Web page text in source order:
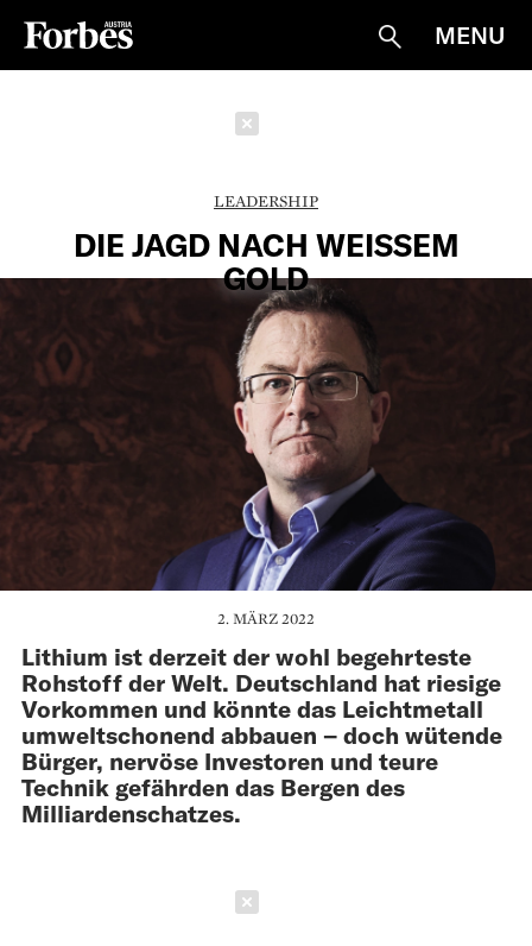
Suche
MENU
LEADERSHIP
DIE JAGD NACH WEISSEM G
OLD
2. MÄRZ 2022
Lithium ist derzeit der wohl begehrteste
Rohstoff der Welt. Deutschland hat riesige
Vorkommen und könnte das Leichtmetall
umweltschonend abbauen – doch wütende
Bürger, nervöse Investoren und teure
Technik gefährden das Bergen des
Milliardenschatzes.